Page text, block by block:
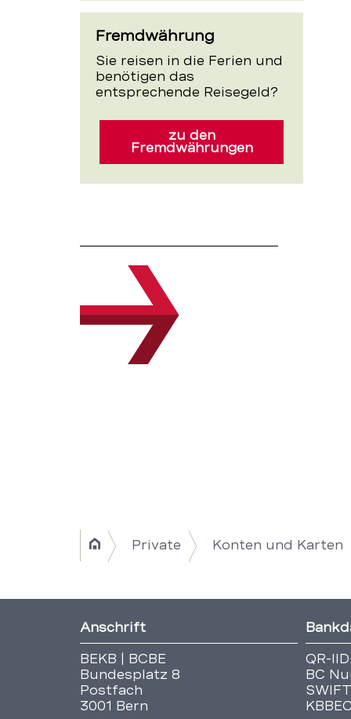
Fremdwährung
Sie reisen in die Ferien und
benötigen das
entsprechende Reisegeld?
zu den
Fremdwährungen
Breadcrumb
|
Title
Home
Private Konten und Karten
Fusszeile
Anschrift
BEKB | BCBE
Bundesplatz 8
Postfach
3001 Bern
QR-
BC